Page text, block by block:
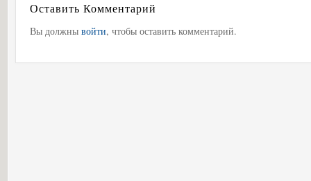
Оставить Комментарий
Вы должны войти, чтобы оставить комментарий.